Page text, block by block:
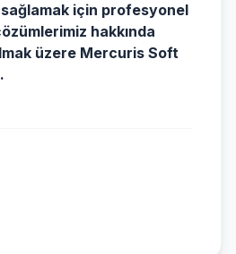
sağlamak için profesyonel
hakkında
üzere Mercuris Soft